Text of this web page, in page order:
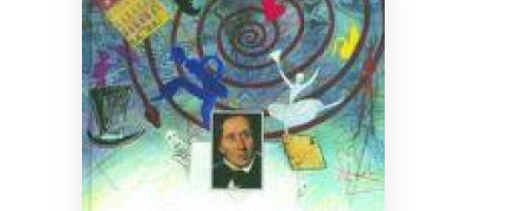
Bibliotekoms
+370 667 80 541